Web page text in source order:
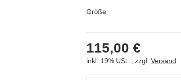
Größe
115,00 €
inkl. 19% USt. , zzgl. Versand